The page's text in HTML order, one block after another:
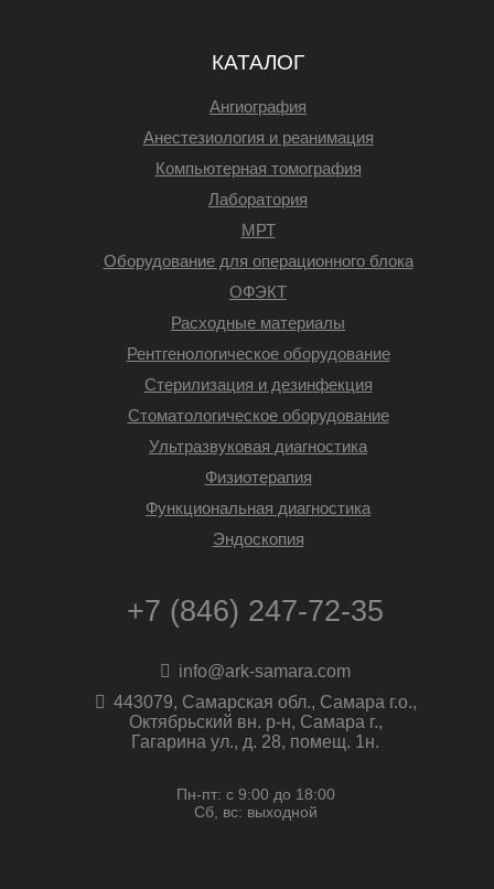
КАТАЛОГ
Ангиография
Анестезиология и реанимация
Компьютерная томография
Лаборатория
МРТ
Оборудование для операционного блока
ОФЭКТ
Расходные материалы
Рентгенологическое оборудование
Стерилизация и дезинфекция
Стоматологическое оборудование
Ультразвуковая диагностика
Физиотерапия
Функциональная диагностика
Эндоскопия
+7 (846) 247-72-35
info@ark-samara.com
443079, Самарская обл., Самара г.о.,
Октябрьский вн. р-н, Самара г.,
Гагарина ул., д. 28, помещ. 1н.
Пн-пт: с 9:00 до 18:00
Сб, вс: выходной